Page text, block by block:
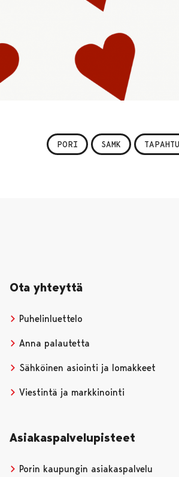
PORI SAMK
Ota yhteyttä
Puhelinluettelo
Anna palautetta
Sähköinen asiointi ja lomakkeet
Viestintä ja markkinointi
Asiakaspalvelupisteet
Porin kaupungin asiakaspalvelu